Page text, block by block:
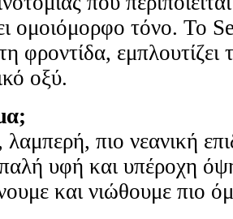
ομοιόμορφο τόνο. Το
φροντίδα, εμπλουτίζει
οξύ.
πιο νεανική
υφή και υπέροχη
και νιώθουμε πιο